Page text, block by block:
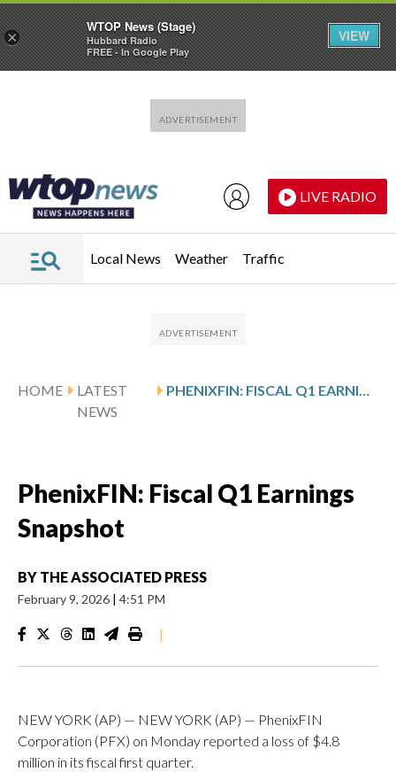
LIVE RADIO
Local News Weather Traffic
HOME
LATEST
NEWS
PHENIXFIN: FISCAL Q1 EARNINGS SNAPSHOT
PhenixFIN: Fiscal Q1 Earnings
Snapshot
BY THE ASSOCIATED PRESS
February 9, 2026 | 4:51 PM
|
NEW YORK (AP) — NEW YORK (AP) — PhenixFIN
Corporation (PFX) on Monday reported a loss of $4.8
million in its fiscal first quarter.
×
WTOP News (Stage)
Hubbard Radio
FREE - In Google Play
VIEW